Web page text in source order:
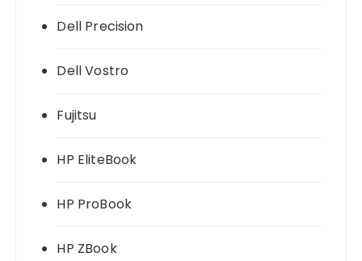
Dell Precision
Dell Vostro
Fujitsu
HP EliteBook
HP ProBook
HP ZBook